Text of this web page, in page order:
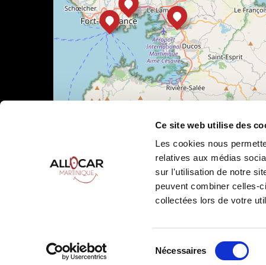
Ce site web utilise des
Les cookies nous
relatives aux médias
sur l'utilisation de notre
peuvent combiner celles-
collectées lors de votre
Nécessaires
Leaflet |©OpenStreetMap
Allocar Martinique © Tous droits réservés